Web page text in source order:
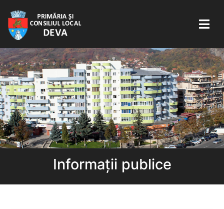
Informații publice